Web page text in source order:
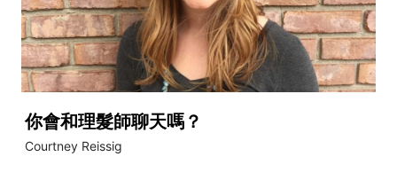
你會和理髮師聊天嗎？
Courtney Reissig